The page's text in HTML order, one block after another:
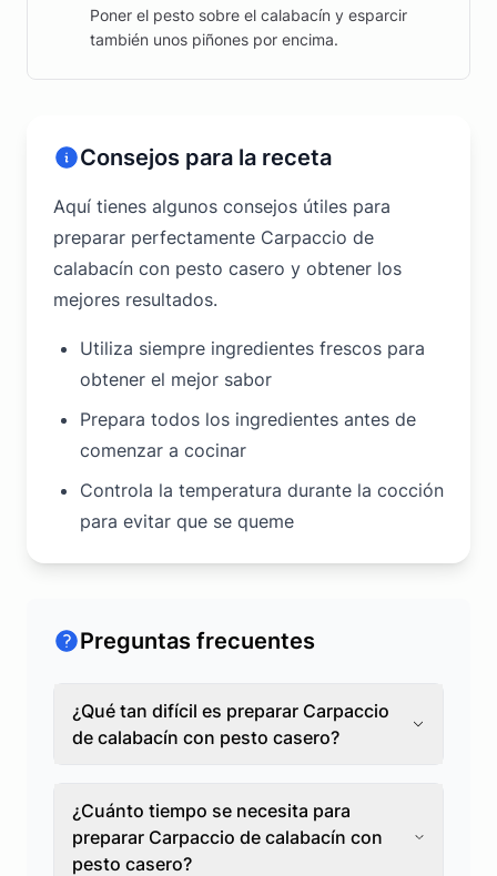
Poner el pesto sobre el calabacín y esparcir
también unos piñones por encima.
Consejos para la receta
Aquí tienes algunos consejos útiles para
preparar perfectamente Carpaccio de
calabacín con pesto casero y obtener los
mejores resultados.
Utiliza siempre ingredientes frescos para
obtener el mejor sabor
Prepara todos los ingredientes antes de
comenzar a cocinar
Controla la temperatura durante la cocción
para evitar que se queme
Preguntas frecuentes
¿Qué tan difícil es preparar Carpaccio
de calabacín con pesto casero?
¿Cuánto tiempo se necesita para
preparar Carpaccio de calabacín con
pesto casero?